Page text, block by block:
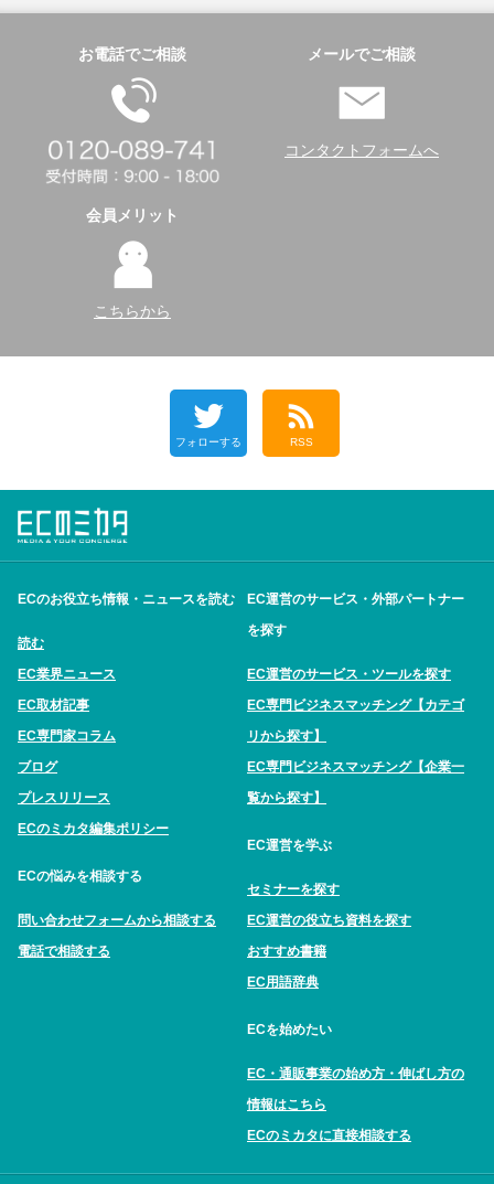
お電話でご相談 メールでご相談
コンタクトフォームへ
会員メリット
こちらから
フォローする RSS
ECのお役立ち情報・ニュースを読む
読む
EC業界ニュース
EC取材記事
EC専門家コラム
ブログ
プレスリリース
ECのミカタ編集ポリシー
ECの悩みを相談する
問い合わせフォームから相談する
電話で相談する
EC運営のサービス・外部パートナー
を探す
EC運営のサービス・ツールを探す
EC専門ビジネスマッチング【カテゴ
リから探す】
EC専門ビジネスマッチング【企業一
覧から探す】
EC運営を学ぶ
セミナーを探す
EC運営の役立ち資料を探す
おすすめ書籍
EC用語辞典
ECを始めたい
EC・通販事業の始め方・伸ばし方の
情報はこちら
ECのミカタに直接相談する